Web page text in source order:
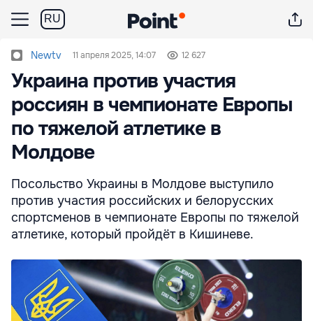
RU
Newtv 11 апреля 2025, 14:07 12 627
Украина против участия
россиян в чемпионате Европы
по тяжелой атлетике в
Молдове
Посольство Украины в Молдове выступило
против участия российских и белорусских
спортсменов в чемпионате Европы по тяжелой
атлетике, который пройдёт в Кишиневе.